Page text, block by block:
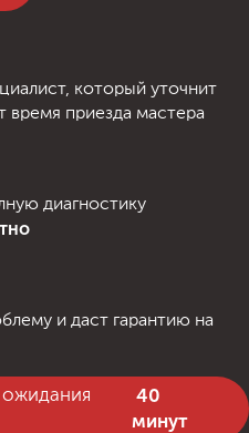
который уточнит
время приезда мастера
диагностику
и даст гарантию на
40
минут